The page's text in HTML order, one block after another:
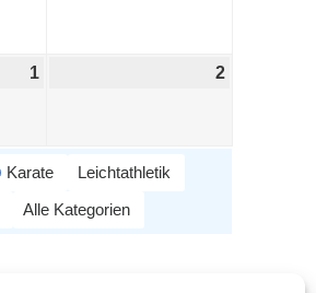
1 2
Karate
Leichtathletik
Alle Kategorien